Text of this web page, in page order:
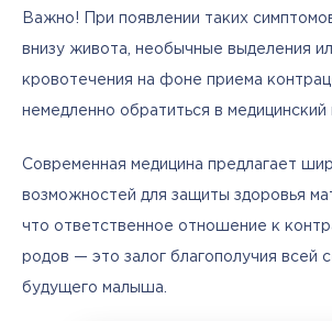
Важно! При появлении таких
внизу живота, необычные выделения
кровотечения на фоне приема
немедленно обратиться в медицинский
Современная медицина предлагает
возможностей для защиты здоровья
что ответственное отношение к
родов — это залог благополучия всей
будущего малыша.